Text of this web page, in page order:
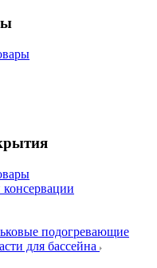
подогревающие
для бассейна